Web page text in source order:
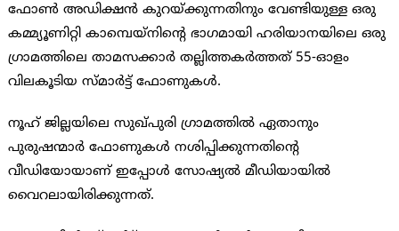
ഫോണ്‍ അഡിക്ഷന്‍ കുറയ്ക്കുന്നതിനും വേണ്ടിയുള്ള ഒരു
കമ്മ്യൂണിറ്റി കാമ്പെയ്നിന്റെ ഭാഗമായി ഹരിയാനയിലെ ഒരു
ഗ്രാമത്തിലെ താമസക്കാര്‍ തല്ലിത്തകര്‍ത്തത് 55-ഓളം
വിലകൂടിയ സ്മാര്‍ട്ട് ഫോണുകള്‍.
നൂഹ് ജില്ലയിലെ സുഖ്പുരി ഗ്രാമത്തില്‍ ഏതാനും
പുരുഷന്മാര്‍ ഫോണുകള്‍ നശിപ്പിക്കുന്നതിന്റെ
വീഡിയോയാണ് ഇപ്പോള്‍ സോഷ്യല്‍ മീഡിയായില്‍
വൈറലായിരിക്കുന്നത്.